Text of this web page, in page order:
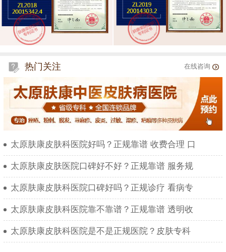
热门关注 在线咨询
太原肤康皮肤科医院好吗？正规靠谱 收费合理 口
太原肤康皮肤医院口碑好不好？正规靠谱 服务规
太原肤康皮肤科医院口碑好吗？正规诊疗 看病专
太原肤康皮肤科医院靠不靠谱？正规靠谱 透明收
太原肤康皮肤科医院是不是正规医院？皮肤专科